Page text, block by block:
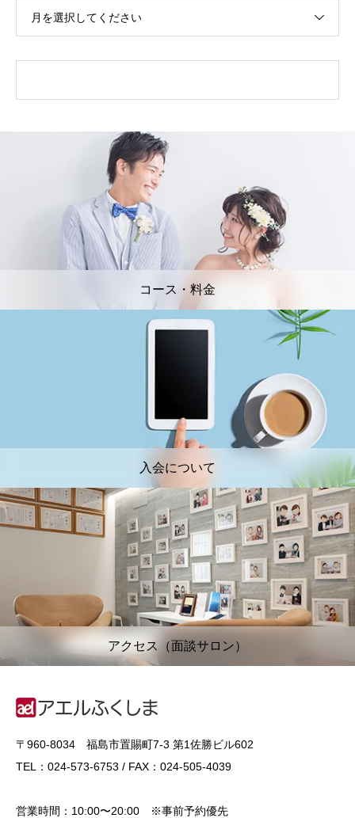
月を選択してください
コース・料金
入会について
アクセス（面談サロン）
〒960-8034 福島市置賜町7-3 第1佐勝ビル602
TEL：024-573-6753 / FAX：024-505-4039
営業時間：10:00〜20:00 ※事前予約優先